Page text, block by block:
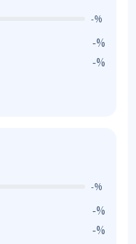
-%
-%
-%
-%
-%
-%